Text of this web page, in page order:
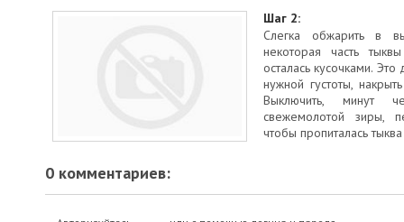
Шаг 2:
Слегка обжарить в
некоторая часть
осталась кусочками.
нужной густоты,
Выключить, минут
свежемолотой зиры,
чтобы пропиталась
0 комментариев: